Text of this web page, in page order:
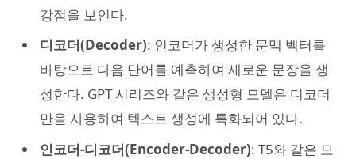
강점을 보인다.
디코더(Decoder): 인코더가 생성한 문맥 벡터를
바탕으로 다음 단어를 예측하여 새로운 문장을 생
성한다. GPT 시리즈와 같은 생성형 모델은 디코더
만을 사용하여 텍스트 생성에 특화되어 있다.
인코더-디코더(Encoder-Decoder): T5와 같은 모